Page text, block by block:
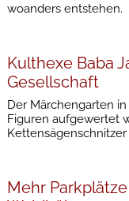
woanders entstehen.
Kulthexe Baba
Gesellschaft
Der Märchengarten
Figuren aufgewertet
Mehr